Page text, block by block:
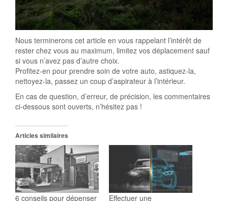
Nous terminerons cet article en vous rappelant l’intérêt de
rester chez vous au maximum, limitez vos déplacement sauf
si vous n’avez pas d’autre choix.
Profitez-en pour prendre soin de votre auto, astiquez-la,
nettoyez-la, passez un coup d’aspirateur à l’intérieur.
En cas de question, d’erreur, de précision, les commentaires
ci-dessous sont ouverts, n’hésitez pas !
Articles similaires
6 conseils pour dépenser
Effectuer une